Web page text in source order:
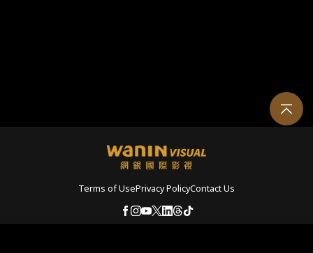
Terms of UsePrivacy PolicyContact Us